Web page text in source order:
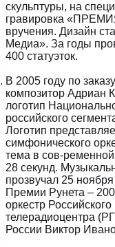
скульптуры, на
гравировка
вручения. Дизайн
Медиа». За годы
400 статуэток.
В 2005 году по
композитор Адриан
логотип
российского
Логотип
симфонического
тема в сов-
28 секунд.
прозвучал 25
Премии Рунета –
оркестр
телерадиоцентра
России Виктор